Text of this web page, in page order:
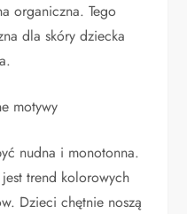
organiczna. Tego
dla skóry dziecka
motywy
nudna i monotonna.
trend kolorowych
Dzieci chętnie noszą